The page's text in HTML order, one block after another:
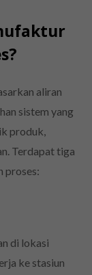
aliran
sistem yang
produk,
Terdapat tiga
proses:
di lokasi
ke stasiun